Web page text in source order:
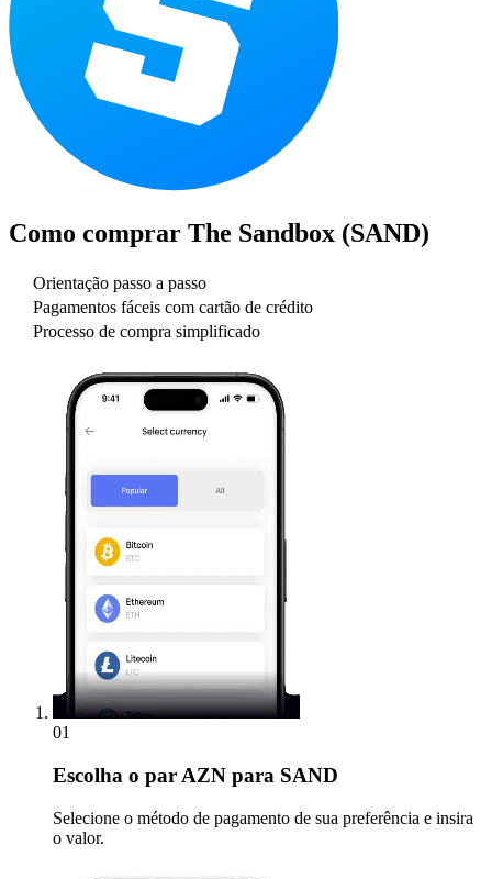
Como comprar The Sandbox (SAND)
Orientação passo a passo
Pagamentos fáceis com cartão de crédito
Processo de compra simplificado
01
Escolha o par AZN para SAND
Selecione o método de pagamento de sua preferência e insira
o valor.